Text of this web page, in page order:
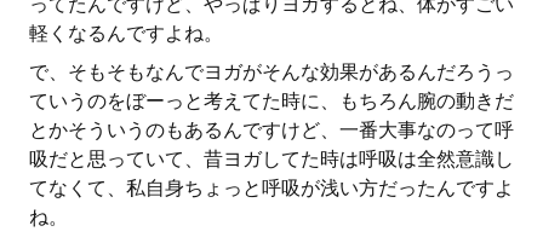
軽くなるんですよね。
で、そもそもなんでヨガがそんな効果があるんだろうっ
ていうのをぼーっと考えてた時に、もちろん腕の動きだ
とかそういうのもあるんですけど、一番大事なのって呼
吸だと思っていて、昔ヨガしてた時は呼吸は全然意識し
てなくて、私自身ちょっと呼吸が浅い方だったんですよ
ね。